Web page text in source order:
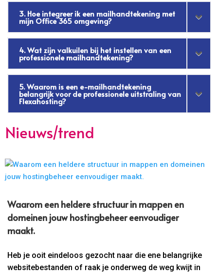
3. Hoe integreer ik een mailhandtekening met
mijn Office 365 omgeving?
4. Wat zijn valkuilen bij het instellen van een
professionele mailhandtekening?
5. Waarom is een e-mailhandtekening
belangrijk voor de professionele uitstraling van
Flexahosting?
Nieuws/trend
Waarom een heldere structuur in mappen en
domeinen jouw hostingbeheer eenvoudiger
maakt.
Heb je ooit eindeloos gezocht naar die ene belangrijke
websitebestanden of raak je onderweg de weg kwijt in